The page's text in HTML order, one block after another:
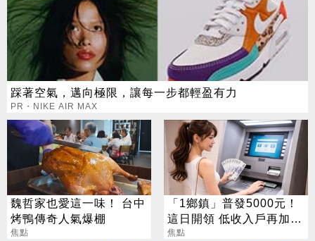
踩著空氣，邁向極限，讓每一步都輕盈有力
PR・NIKE AIR MAX
魏哲家也愛這一味！ 台中
烤鴨傳奇人氣爆棚
焦點
「1鄉鎮」普發5000元！
這日開領 低收入戶再加碼
2000元
焦點